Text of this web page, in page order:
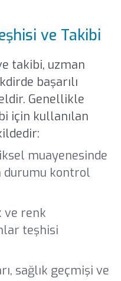
ve Takibi
takibi, uzman
başarılı
Genellikle
için kullanılan
muayenesinde
durumu kontrol
ve renk
teşhisi
sağlık geçmişi ve